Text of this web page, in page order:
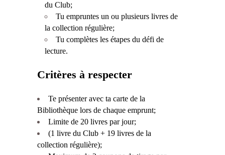
du Club;
Tu empruntes un ou plusieurs livres de
la collection régulière;
Tu complètes les étapes du défi de
lecture.
Critères à respecter
Te présenter avec ta carte de la
Bibliothèque lors de chaque emprunt;
Limite de 20 livres par jour;
(1 livre du Club + 19 livres de la
collection régulière);